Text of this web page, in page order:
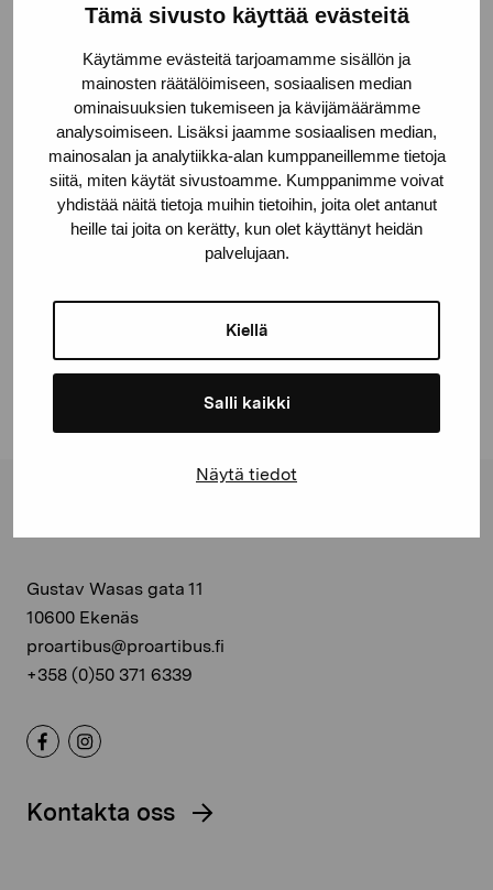
Tämä sivusto käyttää evästeitä
Käytämme evästeitä tarjoamamme sisällön ja
mainosten räätälöimiseen, sosiaalisen median
ominaisuuksien tukemiseen ja kävijämäärämme
analysoimiseen. Lisäksi jaamme sosiaalisen median,
mainosalan ja analytiikka-alan kumppaneillemme tietoja
siitä, miten käytät sivustoamme. Kumppanimme voivat
yhdistää näitä tietoja muihin tietoihin, joita olet antanut
heille tai joita on kerätty, kun olet käyttänyt heidän
palvelujaan.
Kiellä
Salli kaikki
Näytä tiedot
För frågor kontakta:
Markus Åström
markus.astrom@proartibus.fi
+358 (0)41 437 6728
Gustav Wasas gata 11
10600 Ekenäs
proartibus@proartibus.fi
+358 (0)50 371 6339
Kontakta oss